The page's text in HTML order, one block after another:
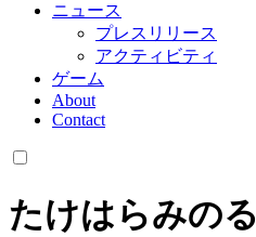
ニュース
プレスリリース
アクティビティ
ゲーム
About
Contact
たけはらみのる